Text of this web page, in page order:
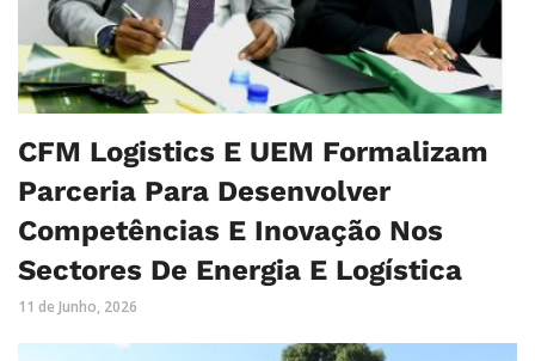
CFM Logistics E UEM Formalizam
Parceria Para Desenvolver
Competências E Inovação Nos
Sectores De Energia E Logística
11 de Junho, 2026